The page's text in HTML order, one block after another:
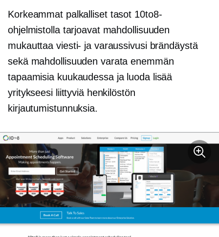
Korkeammat palkalliset tasot 10to8-
ohjelmistolla tarjoavat mahdollisuuden
mukauttaa viesti- ja varaussivusi brändäystä
sekä mahdollisuuden varata enemmän
tapaamisia kuukaudessa ja luoda lisää
yritykseesi liittyviä henkilöstön
kirjautumistunnuksia.